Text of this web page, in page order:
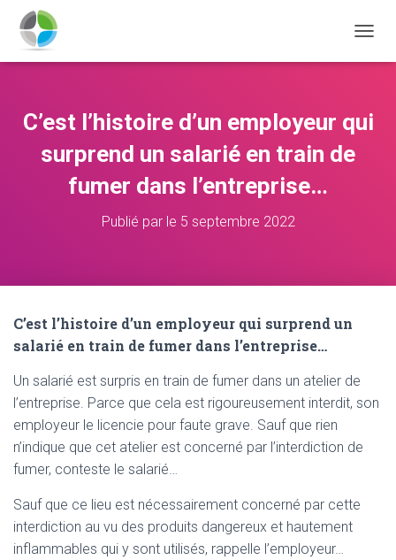
É
E
C’est l’histoire d’un employeur qui
surprend un salarié en train de
fumer dans l’entreprise…
Publié par le 5 septembre 2022
C’est l’histoire d’un employeur qui surprend un
salarié en train de fumer dans l’entreprise…
Un salarié est surpris en train de fumer dans un atelier de
l’entreprise. Parce que cela est rigoureusement interdit, son
employeur le licencie pour faute grave. Sauf que rien
n’indique que cet atelier est concerné par l’interdiction de
fumer, conteste le salarié…
Sauf que ce lieu est nécessairement concerné par cette
interdiction au vu des produits dangereux et hautement
inflammables qui y sont utilisés, rappelle l’employeur…